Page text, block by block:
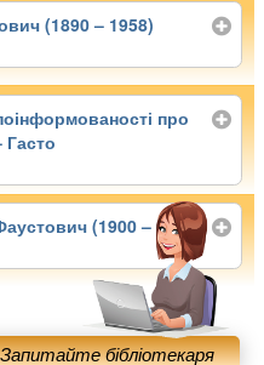
(1890 – 1958)
про
(1900 – 1990)